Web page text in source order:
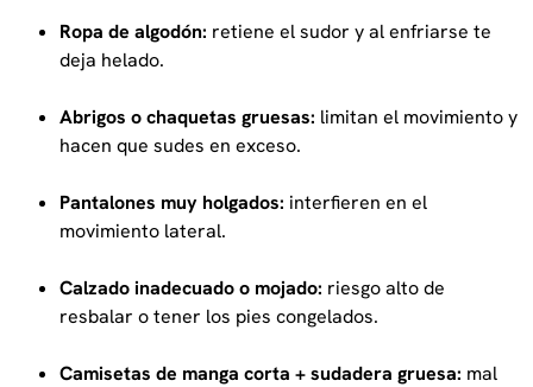
Ropa de algodón: retiene el sudor y al enfriarse te
deja helado.
Abrigos o chaquetas gruesas: limitan el movimiento y
hacen que sudes en exceso.
Pantalones muy holgados: interfieren en el
movimiento lateral.
Calzado inadecuado o mojado: riesgo alto de
resbalar o tener los pies congelados.
Camisetas de manga corta + sudadera gruesa: mal